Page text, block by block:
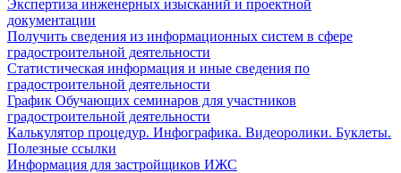
Экспертиза инженерных изысканий и проектной
документации
Получить сведения из информационных систем в сфере
градостроительной деятельности
Статистическая информация и иные сведения по
градостроительной деятельности
График Обучающих семинаров для участников
градостроительной деятельности
Калькулятор процедур. Инфографика. Видеоролики. Буклеты.
Полезные ссылки
Информация для застройщиков ИЖС